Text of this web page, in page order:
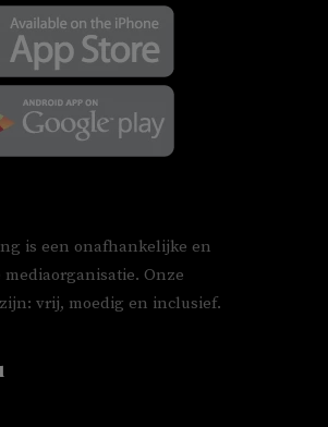
is een onafhankelijke en
Onze
vrij, moedig en inclusief.